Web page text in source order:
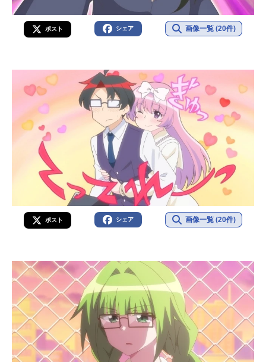
ポスト シェア 画像一覧 (20件)
ポスト シェア 画像一覧 (20件)